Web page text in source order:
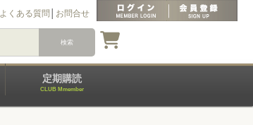
よくある質問 お問合せ
定期購読
CLUB Mmember